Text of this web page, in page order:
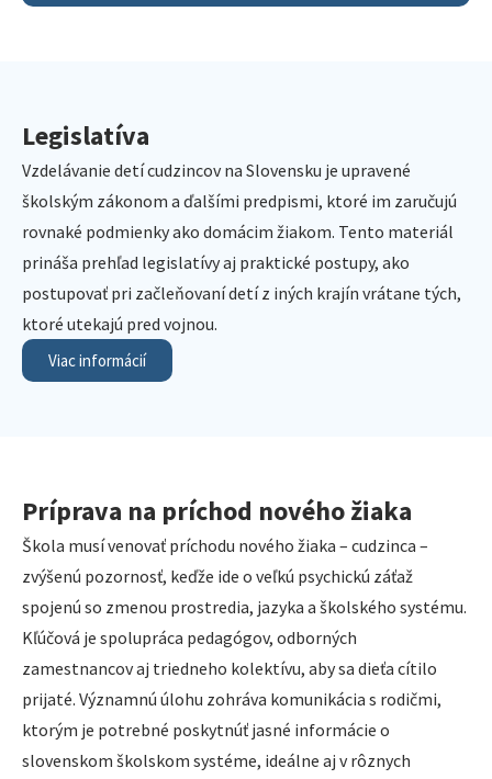
Legislatíva
Vzdelávanie detí cudzincov na Slovensku je upravené
školským zákonom a ďalšími predpismi, ktoré im zaručujú
rovnaké podmienky ako domácim žiakom. Tento materiál
prináša prehľad legislatívy aj praktické postupy, ako
postupovať pri začleňovaní detí z iných krajín vrátane tých,
ktoré utekajú pred vojnou.
Viac informácií
Príprava na príchod nového žiaka
Škola musí venovať príchodu nového žiaka – cudzinca –
zvýšenú pozornosť, keďže ide o veľkú psychickú záťaž
spojenú so zmenou prostredia, jazyka a školského systému.
Kľúčová je spolupráca pedagógov, odborných
zamestnancov aj triedneho kolektívu, aby sa dieťa cítilo
prijaté. Významnú úlohu zohráva komunikácia s rodičmi,
ktorým je potrebné poskytnúť jasné informácie o
slovenskom školskom systéme, ideálne aj v rôznych